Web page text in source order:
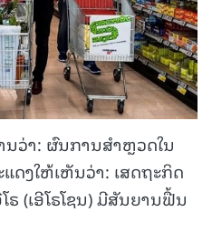
ວ່າ: ຜົນການສຳຫຼວດໃນ
ດງໃຫ້ເຫັນວ່າ: ເສດຖະກິດ
ຣ (ເອີໂຣໂຊນ) ມີສັນຍານຟື້ນ